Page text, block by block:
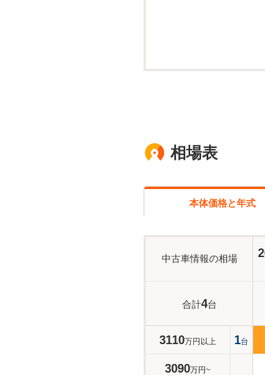
相場表
本体価格と年式
中古車情報の相場
合計4台
3110万円以上 1台
3090万円~